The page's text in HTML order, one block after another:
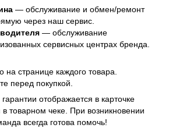
— обслуживание и обмен/ремонт
через наш сервис.
— обслуживание
сервисных центрах бренда.
на странице каждого товара.
перед покупкой.
отображается в карточке
в товарном чеке. При возникновении
всегда готова помочь!